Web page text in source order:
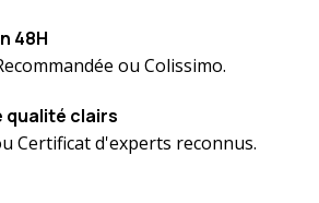
48H
ou Colissimo.
qualité clairs
Certificat d'experts reconnus.